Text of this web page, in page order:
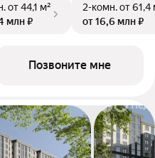
от 44,1 м²
млн ₽
2-комн.от 61,4
от 16,6 млн ₽
Позвоните мне